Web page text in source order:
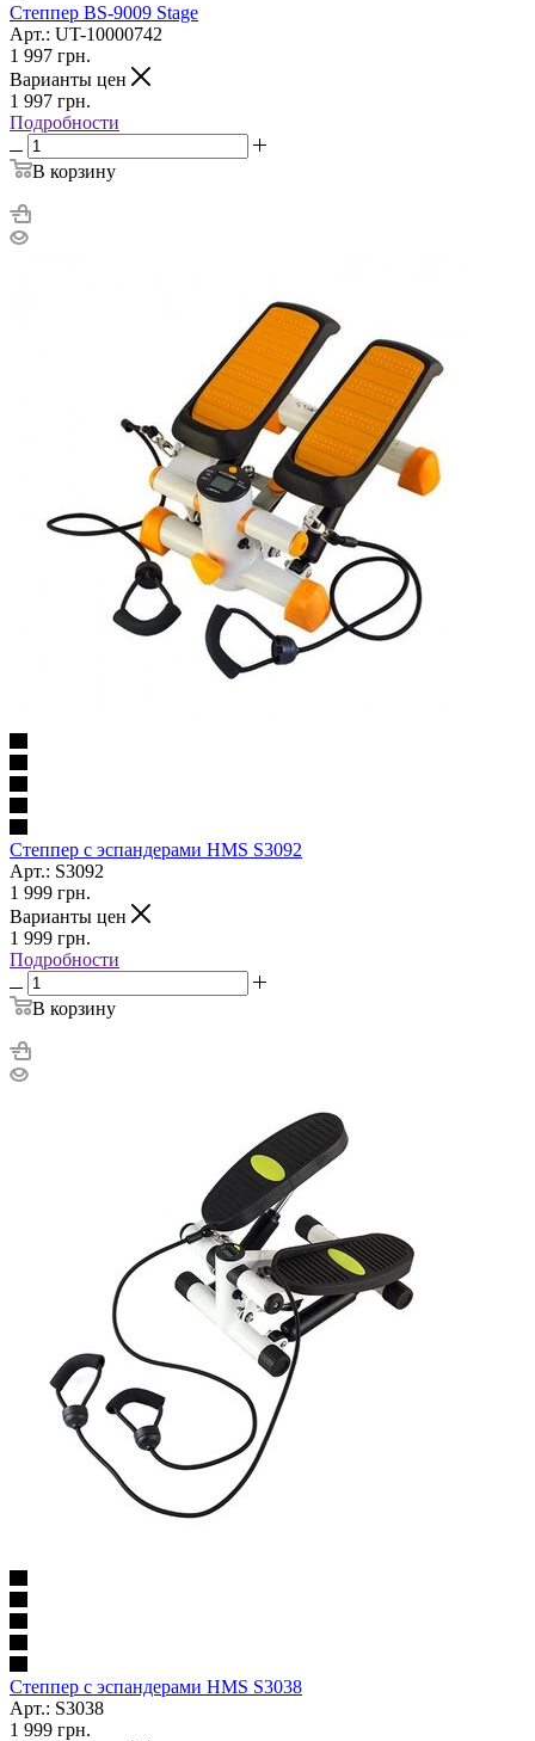
Степпер BS-9009 Stage
Арт.: UT-10000742
1 997 грн.
Варианты цен
1 997 грн.
Подробности
В корзину
Степпер с эспандерами HMS S3092
Арт.: S3092
1 999 грн.
Варианты цен
1 999 грн.
Подробности
В корзину
Степпер с эспандерами HMS S3038
Арт.: S3038
1 999 грн.